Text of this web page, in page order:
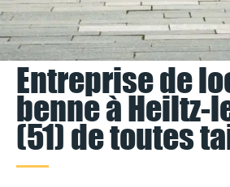
Entreprise de
benne à Heiltz-
(51) de toutes